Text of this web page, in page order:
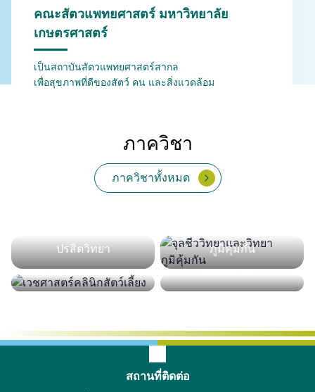
คณะสัตวแพทยศาสตร์ มหาวิทยาลัย
เกษตรศาสตร์
เป็นสถาบันสัตวแพทยศาสตร์สากล
เพื่อสุขภาพที่ดีของสัตว์ คน และสิ่งแวดล้อม
ภาควิชา
ภาควิชาทั้งหมด
ปรสิตวิทยา
ภูมิคุ้มกัน
เวชศาสตร์คลินิกสัตว์เลี้ยง
เวชศาสตร์คลินิกสัตว์ใหญ่
และสัตว์ป่า
เวชศาสตร์และทรัพยากร
การผลิตสัตว์
สัตวแพทยสาธารณสุข
ศาสตร์
สถานที่ติดต่อ